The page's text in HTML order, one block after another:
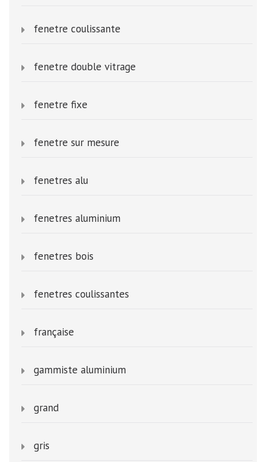
fenetre coulissante
fenetre double vitrage
fenetre fixe
fenetre sur mesure
fenetres alu
fenetres aluminium
fenetres bois
fenetres coulissantes
française
gammiste aluminium
grand
gris